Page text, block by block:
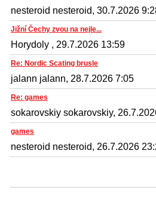
nesteroid nesteroid, 30.7.2026
Jižní Čechy zvou na nejle...
Horydoly , 29.7.2026 13:59
Re: Nordic Scating brusle
jalann jalann, 28.7.2026 7:05
Re: games
sokarovskiy sokarovskiy,
games
nesteroid nesteroid, 26.7.2026